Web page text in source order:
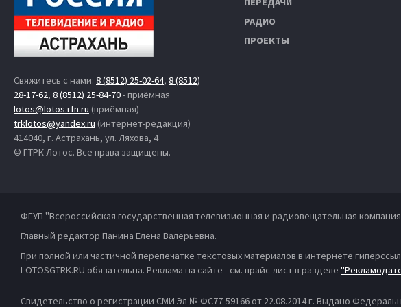
Свяжитесь с нами: 8 (8512) 25-02-64, 8 (8512)
28-17-62, 8 (8512) 25-84-70- приёмная
lotos@lotos.rfn.ru (приёмная)
trklotos@yandex.ru (интернет-редакция)
414040, г. Астрахань, ул. Ляхова, 4
© ГТРК Лотос. Все права защищены.
РАДИО
ПРОЕКТЫ
ФГУП "Всероссийская государственная телевизионная и радиовещательная
Главный редактор Панина Елена Валерьевна.
При полной или частичной перепечатке текстовых материалов в интернете
LOTOSGTRK.RU обязательна. Реклама на сайте - см. прайс-лист в разделе
Свидетельство о регистрации СМИ Эл № ФС77-59166 от 22.08.2014 г. Выдано